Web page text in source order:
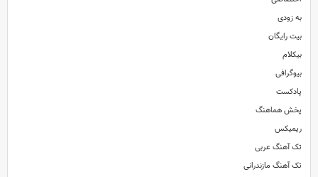
به زودی
بیت رایگان
بیکلام
بیوگرافی
پادکست
پخش هماهنگ
ریمیکس
تک آهنگ عربی
تک آهنگ مازندرانی